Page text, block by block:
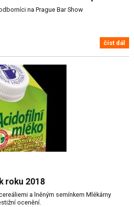
na Prague Bar Show
číst dál
roku 2018
a lněným semínkem Mlékárny
ocenění.